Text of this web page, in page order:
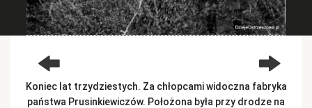
Koniec lat trzydziestych. Za chłopcami widoczna fabryka
państwa Prusinkiewiczów. Położona była przy drodze na